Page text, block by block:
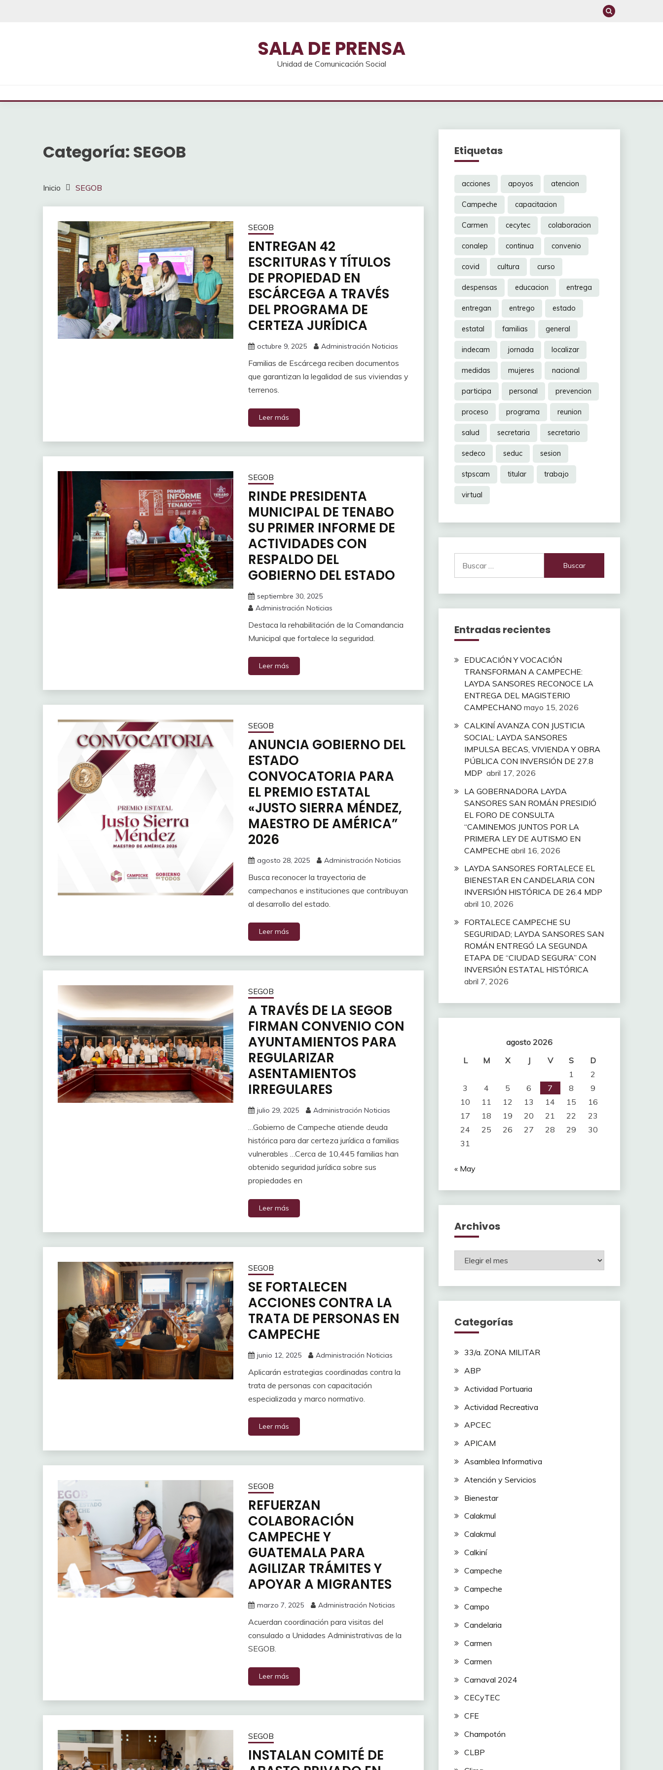
SALA DE PRENSA
Unidad de Comunicación Social
Categoría: SEGOB
Inicio SEGOB
SEGOB
ENTREGAN 42
ESCRITURAS Y TÍTULOS
DE PROPIEDAD EN
ESCÁRCEGA A TRAVÉS
DEL PROGRAMA DE
CERTEZA JURÍDICA
octubre 9, 2025 Administración Noticias
Familias de Escárcega reciben documentos
que garantizan la legalidad de sus viviendas y
terrenos.
Leer más
SEGOB
RINDE PRESIDENTA
MUNICIPAL DE TENABO
SU PRIMER INFORME DE
ACTIVIDADES CON
RESPALDO DEL
GOBIERNO DEL ESTADO
septiembre 30, 2025
Administración Noticias
Destaca la rehabilitación de la Comandancia
Municipal que fortalece la seguridad.
Leer más
SEGOB
ANUNCIA GOBIERNO DEL
ESTADO
CONVOCATORIA PARA
EL PREMIO ESTATAL
«JUSTO SIERRA MÉNDEZ,
MAESTRO DE AMÉRICA”
2026
agosto 28, 2025 Administración Noticias
Busca reconocer la trayectoria de
campechanos e instituciones que contribuyan
al desarrollo del estado.
Leer más
SEGOB
A TRAVÉS DE LA SEGOB
FIRMAN CONVENIO CON
AYUNTAMIENTOS PARA
REGULARIZAR
ASENTAMIENTOS
IRREGULARES
julio 29, 2025 Administración Noticias
…Gobierno de Campeche atiende deuda
histórica para dar certeza jurídica a familias
vulnerables …Cerca de 10,445 familias han
obtenido seguridad jurídica sobre sus
propiedades en
Leer más
SEGOB
SE FORTALECEN
ACCIONES CONTRA LA
TRATA DE PERSONAS EN
CAMPECHE
junio 12, 2025 Administración Noticias
Aplicarán estrategias coordinadas contra la
trata de personas con capacitación
especializada y marco normativo.
Leer más
SEGOB
REFUERZAN
COLABORACIÓN
CAMPECHE Y
GUATEMALA PARA
AGILIZAR TRÁMITES Y
APOYAR A MIGRANTES
marzo 7, 2025 Administración Noticias
Acuerdan coordinación para visitas del
consulado a Unidades Administrativas de la
SEGOB.
Leer más
SEGOB
INSTALAN COMITÉ DE
Etiquetas
acciones apoyos atencion
Campeche capacitacion
Carmen cecytec colaboracion
conalep continua convenio
covid cultura curso
despensas educacion entrega
entregan entrego estado
estatal familias general
indecam jornada localizar
medidas mujeres nacional
participa personal prevencion
proceso programa reunion
salud secretaria secretario
sedeco seduc sesion
stpscam titular trabajo
virtual
Entradas recientes
EDUCACIÓN Y VOCACIÓN
TRANSFORMAN A CAMPECHE:
LAYDA SANSORES RECONOCE LA
ENTREGA DEL MAGISTERIO
CAMPECHANO mayo 15, 2026
CALKINÍ AVANZA CON JUSTICIA
SOCIAL: LAYDA SANSORES
IMPULSA BECAS, VIVIENDA Y OBRA
PÚBLICA CON INVERSIÓN DE 27.8
MDP abril 17, 2026
LA GOBERNADORA LAYDA
SANSORES SAN ROMÁN PRESIDIÓ
EL FORO DE CONSULTA
“CAMINEMOS JUNTOS POR LA
PRIMERA LEY DE AUTISMO EN
CAMPECHE abril 16, 2026
LAYDA SANSORES FORTALECE EL
BIENESTAR EN CANDELARIA CON
INVERSIÓN HISTÓRICA DE 26.4 MDP
abril 10, 2026
FORTALECE CAMPECHE SU
SEGURIDAD; LAYDA SANSORES SAN
ROMÁN ENTREGÓ LA SEGUNDA
ETAPA DE “CIUDAD SEGURA” CON
INVERSIÓN ESTATAL HISTÓRICA
abril 7, 2026
agosto 2026
L
M X J V S
D
1
2
3
4 5 6 7 8
9
10
11 12 13 14 15
16
17
18 19 20 21 22
23
24
25 26 27 28 29
30
31
« May
Archivos
Archivos
Categorías
33/a. ZONA MILITAR
ABP
Actividad Portuaria
Actividad Recreativa
APCEC
APICAM
Asamblea Informativa
Atención y Servicios
Bienestar
Calakmul
Calakmul
Calkiní
Campeche
Campeche
Campo
Candelaria
Carmen
Carmen
Carnaval 2024
CECyTEC
CFE
Champotón
CLBP